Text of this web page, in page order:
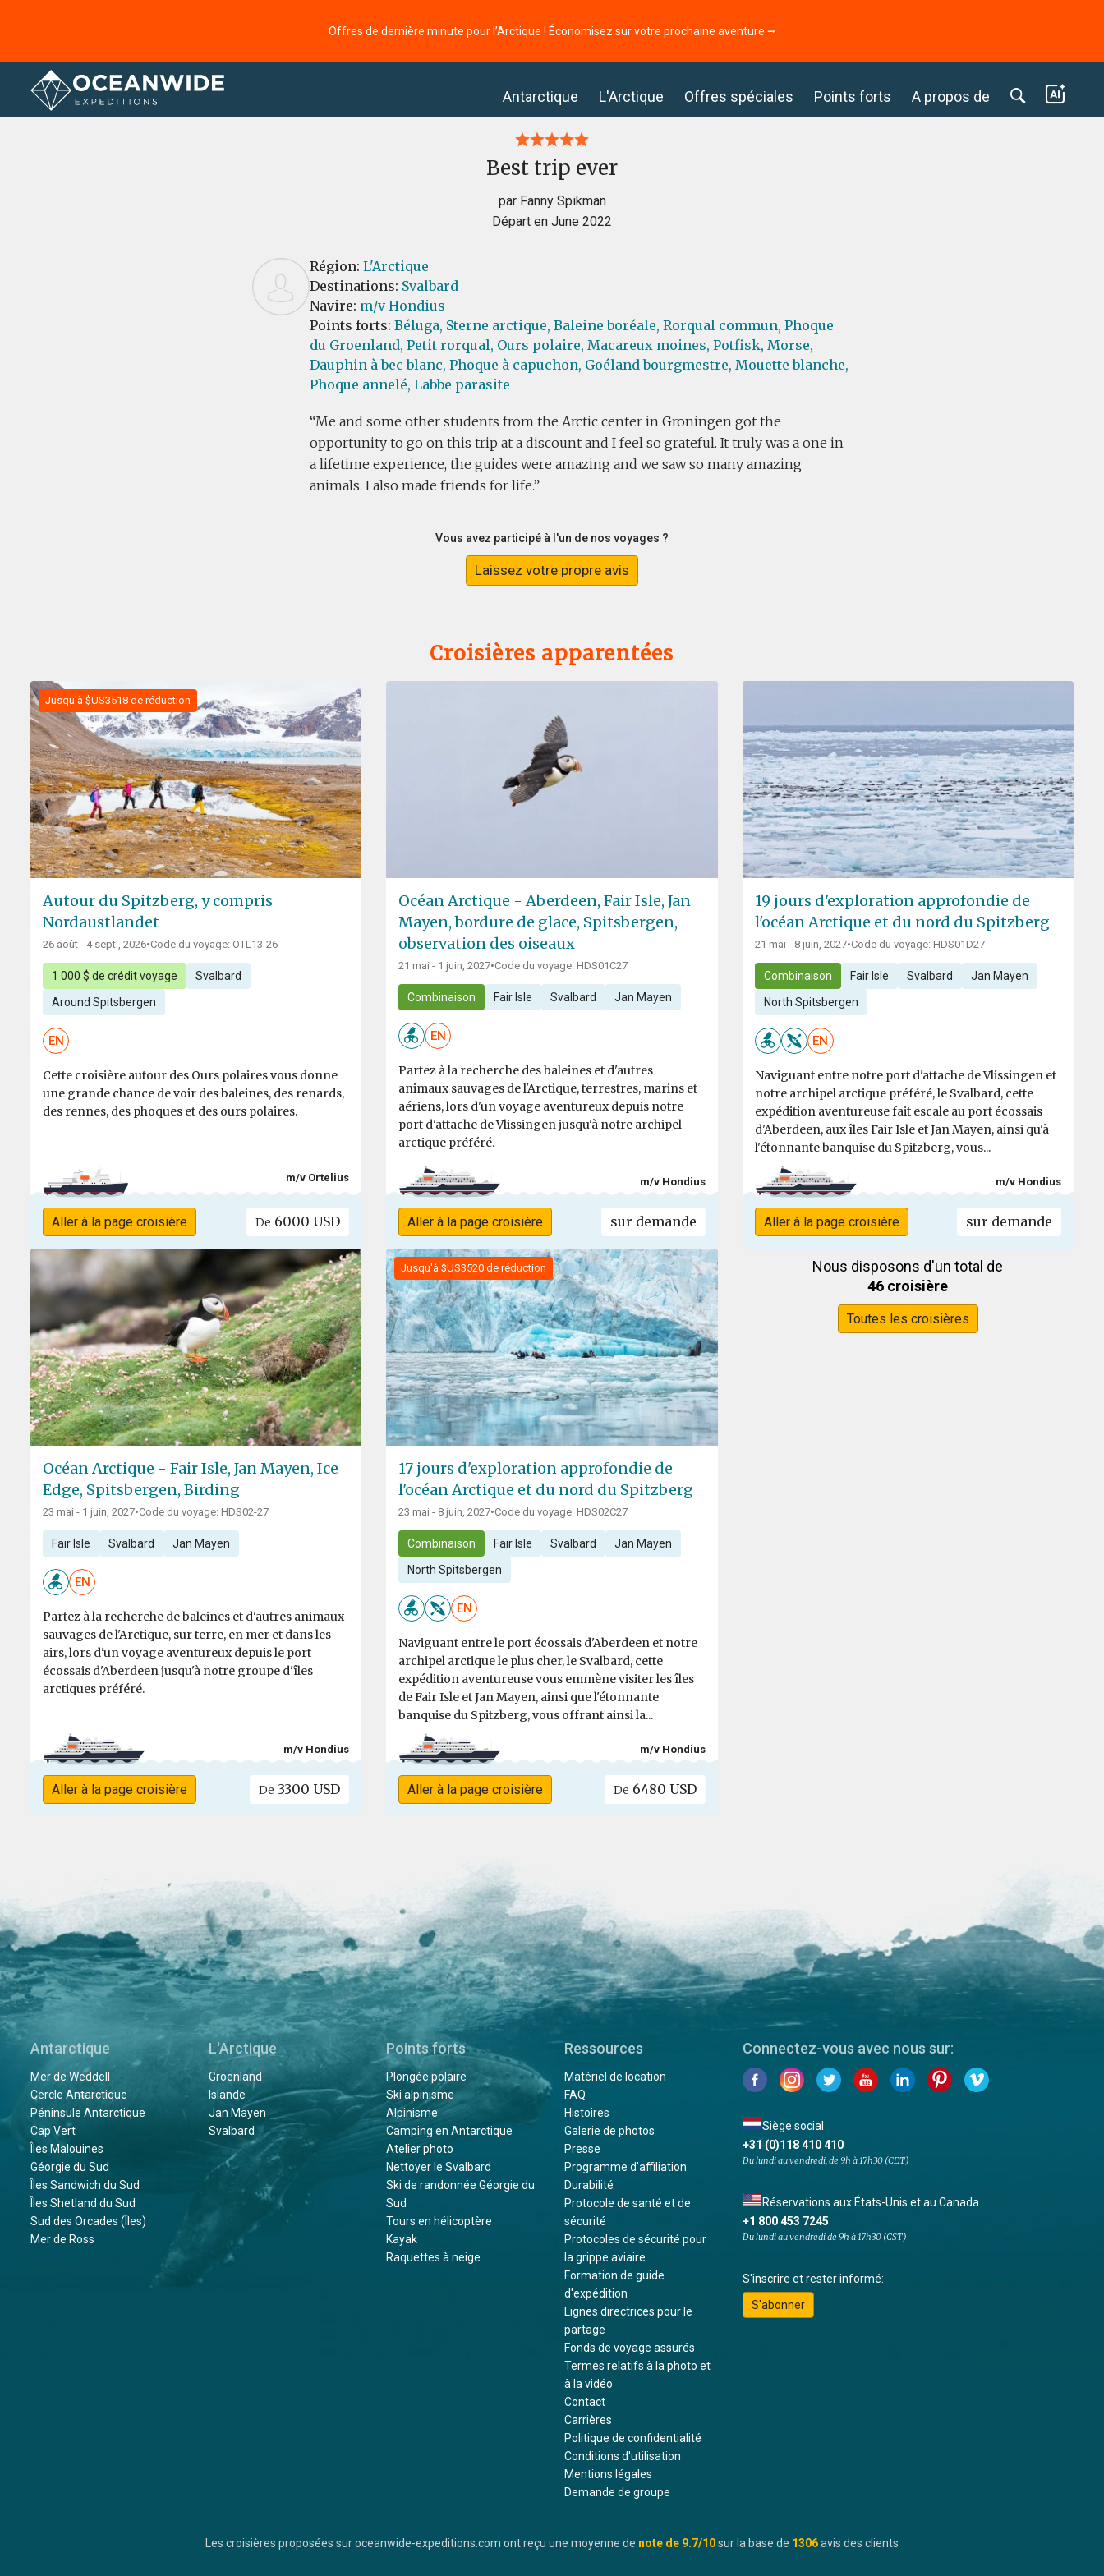
Offres de dernière minute pour l’Arctique ! Économisez sur votre prochaine aventure ⭢
Antarctique L'Arctique Offres spéciales Points forts A propos de
Accueil Commentaires
Best trip ever
par Fanny Spikman
Départ en June 2022
Région: L'Arctique
Destinations: Svalbard
Navire: m/v Hondius
Points forts: Béluga, Sterne arctique, Baleine boréale, Rorqual commun, Phoque
du Groenland, Petit rorqual, Ours polaire, Macareux moines, Potfisk, Morse,
Dauphin à bec blanc, Phoque à capuchon, Goéland bourgmestre, Mouette blanche,
Phoque annelé, Labbe parasite
Me and some other students from the Arctic center in Groningen got the
opportunity to go on this trip at a discount and I feel so grateful. It truly was a one in
a lifetime experience, the guides were amazing and we saw so many amazing
animals. I also made friends for life.
Vous avez participé à l'un de nos voyages ?
Laissez votre propre avis
Croisières apparentées
Jusqu'à $US3518 de réduction
Autour du Spitzberg, y compris
Nordaustlandet
26 août - 4 sept., 2026•Code du voyage: OTL13-26
1 000 $ de crédit voyage Svalbard
Around Spitsbergen
EN
Cette croisière autour des Ours polaires vous donne
une grande chance de voir des baleines, des renards,
des rennes, des phoques et des ours polaires.
m/v Ortelius
Aller à la page croisière De 6000 USD
Océan Arctique - Aberdeen, Fair Isle, Jan
Mayen, bordure de glace, Spitsbergen,
observation des oiseaux
21 mai - 1 juin, 2027•Code du voyage: HDS01C27
Combinaison Fair Isle Svalbard Jan Mayen
EN
Partez à la recherche des baleines et d'autres
animaux sauvages de l'Arctique, terrestres, marins et
aériens, lors d'un voyage aventureux depuis notre
port d'attache de Vlissingen jusqu'à notre archipel
arctique préféré.
m/v Hondius
Aller à la page croisière sur demande
19 jours d'exploration approfondie de
l'océan Arctique et du nord du Spitzberg
21 mai - 8 juin, 2027•Code du voyage: HDS01D27
Combinaison Fair Isle Svalbard Jan Mayen
North Spitsbergen
EN
Naviguant entre notre port d'attache de Vlissingen et
notre archipel arctique préféré, le Svalbard, cette
expédition aventureuse fait escale au port écossais
d'Aberdeen, aux îles Fair Isle et Jan Mayen, ainsi qu'à
l'étonnante banquise du Spitzberg, vous...
m/v Hondius
Aller à la page croisière sur demande
Océan Arctique - Fair Isle, Jan Mayen, Ice
Edge, Spitsbergen, Birding
23 mai - 1 juin, 2027•Code du voyage: HDS02-27
Fair Isle Svalbard Jan Mayen
EN
Partez à la recherche de baleines et d'autres animaux
sauvages de l'Arctique, sur terre, en mer et dans les
airs, lors d'un voyage aventureux depuis le port
écossais d'Aberdeen jusqu'à notre groupe d'îles
arctiques préféré.
m/v Hondius
Aller à la page croisière De 3300 USD
Jusqu'à $US3520 de réduction
17 jours d'exploration approfondie de
l'océan Arctique et du nord du Spitzberg
23 mai - 8 juin, 2027•Code du voyage: HDS02C27
Combinaison Fair Isle Svalbard Jan Mayen
North Spitsbergen
EN
Naviguant entre le port écossais d'Aberdeen et notre
archipel arctique le plus cher, le Svalbard, cette
expédition aventureuse vous emmène visiter les îles
de Fair Isle et Jan Mayen, ainsi que l'étonnante
banquise du Spitzberg, vous offrant ainsi la...
m/v Hondius
Aller à la page croisière De 6480 USD
Nous disposons d'un total de
46 croisière
Toutes les croisières
Antarctique
Mer de Weddell
Cercle Antarctique
Péninsule Antarctique
Cap Vert
Îles Malouines
Géorgie du Sud
Îles Sandwich du Sud
Îles Shetland du Sud
Sud des Orcades (Îles)
Mer de Ross
L'Arctique
Groenland
Islande
Jan Mayen
Svalbard
Points forts
Plongée polaire
Ski alpinisme
Alpinisme
Camping en Antarctique
Atelier photo
Nettoyer le Svalbard
Ski de randonnée Géorgie du
Sud
Tours en hélicoptère
Kayak
Raquettes à neige
Ressources
Matériel de location
FAQ
Histoires
Galerie de photos
Presse
Programme d'affiliation
Durabilité
Protocole de santé et de
sécurité
Protocoles de sécurité pour
la grippe aviaire
Formation de guide
d'expédition
Lignes directrices pour le
partage
Fonds de voyage assurés
Termes relatifs à la photo et
à la vidéo
Contact
Carrières
Politique de confidentialité
Conditions d'utilisation
Mentions légales
Demande de groupe
Connectez-vous avec nous sur:
Siège social
+31 (0)118 410 410
Du lundi au vendredi, de 9h à 17h30 (CET)
Réservations aux États-Unis et au Canada
+1 800 453 7245
Du lundi au vendredi de 9h à 17h30 (CST)
S'inscrire et rester informé:
S'abonner
Les croisières proposées sur oceanwide-expeditions.com ont reçu une moyenne de note de 9.7/10sur la base de 1306avis des clients